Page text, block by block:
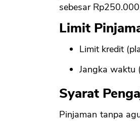
sebesar
Limit
Limit kredit
Jangka waktu
Syarat
Pinjaman tanpa